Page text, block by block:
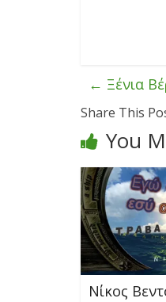
← Ξένια
Share This
You
Νίκος